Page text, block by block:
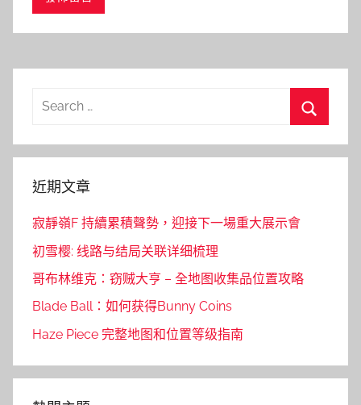
Search
近期文章
寂靜嶺F 持續累積聲勢，迎接下一場重大展示會
初雪樱: 线路与结局关联详细梳理
哥布林维克：窃贼大亨 – 全地图收集品位置攻略
Blade Ball：如何获得Bunny Coins
Haze Piece 完整地图和位置等级指南